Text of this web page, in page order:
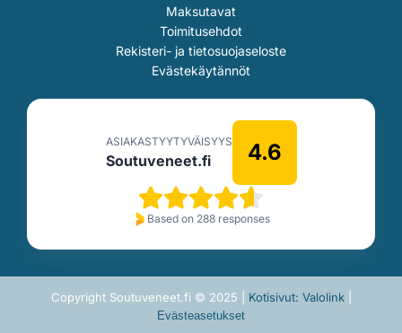
Maksutavat
Toimitusehdot
Rekisteri- ja tietosuojaseloste
Evästekäytännöt
ASIAKASTYYTYVÄISYYS
Soutuveneet.fi 4.6
Based on 288 responses
Copyright Soutuveneet.fi © 2025 | Kotisivut: Valolink|
Evästeasetukset